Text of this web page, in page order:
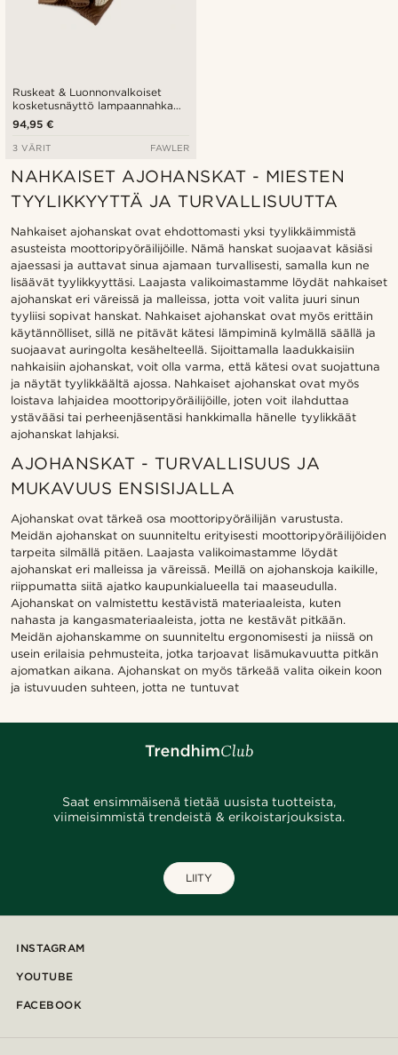
Ruskeat & Luonnonvalkoiset
kosketusnäyttö lampaannahka
ajokäsineet
94,95 €
3 VÄRIT FAWLER
NAHKAISET AJOHANSKAT - MIESTEN
TYYLIKKYYTTÄ JA TURVALLISUUTTA
Nahkaiset ajohanskat ovat ehdottomasti yksi tyylikkäimmistä
asusteista moottoripyöräilijöille. Nämä hanskat suojaavat käsiäsi
ajaessasi ja auttavat sinua ajamaan turvallisesti, samalla kun ne
lisäävät tyylikkyyttäsi. Laajasta valikoimastamme löydät nahkaiset
ajohanskat eri väreissä ja malleissa, jotta voit valita juuri sinun
tyyliisi sopivat hanskat. Nahkaiset ajohanskat ovat myös erittäin
käytännölliset, sillä ne pitävät kätesi lämpiminä kylmällä säällä ja
suojaavat auringolta kesähelteellä. Sijoittamalla laadukkaisiin
nahkaisiin ajohanskat, voit olla varma, että kätesi ovat suojattuna
ja näytät tyylikkäältä ajossa. Nahkaiset ajohanskat ovat myös
loistava lahjaidea moottoripyöräilijöille, joten voit ilahduttaa
ystävääsi tai perheenjäsentäsi hankkimalla hänelle tyylikkäät
ajohanskat lahjaksi.
AJOHANSKAT - TURVALLISUUS JA
MUKAVUUS ENSISIJALLA
Ajohanskat ovat tärkeä osa moottoripyöräilijän varustusta.
Meidän ajohanskat on suunniteltu erityisesti moottoripyöräilijöiden
tarpeita silmällä pitäen. Laajasta valikoimastamme löydät
ajohanskat eri malleissa ja väreissä. Meillä on ajohanskoja kaikille,
riippumatta siitä ajatko kaupunkialueella tai maaseudulla.
Ajohanskat on valmistettu kestävistä materiaaleista, kuten
nahasta ja kangasmateriaaleista, jotta ne kestävät pitkään.
Meidän ajohanskamme on suunniteltu ergonomisesti ja niissä on
usein erilaisia pehmusteita, jotka tarjoavat lisämukavuutta pitkän
ajomatkan aikana. Ajohanskat on myös tärkeää valita oikein koon
ja istuvuuden suhteen, jotta ne tuntuvat
Saat ensimmäisenä tietää uusista tuotteista,
viimeisimmistä trendeistä & erikoistarjouksista.
LIITY
INSTAGRAM
YOUTUBE
FACEBOOK